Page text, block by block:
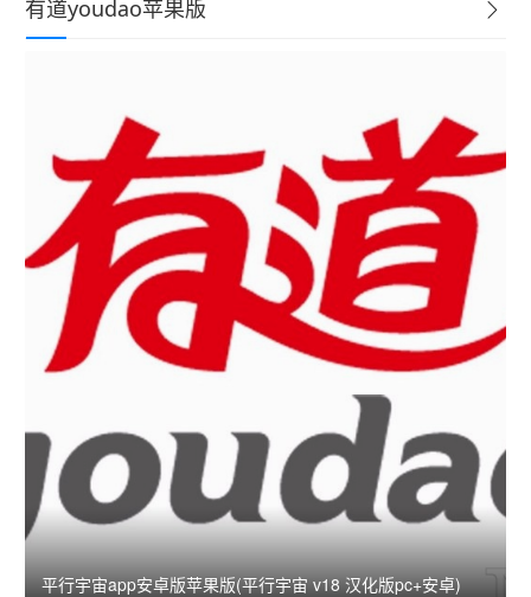
有道youdao苹果版
平行宇宙app安卓版苹果版(平行宇宙 v18 汉化版pc+安卓)